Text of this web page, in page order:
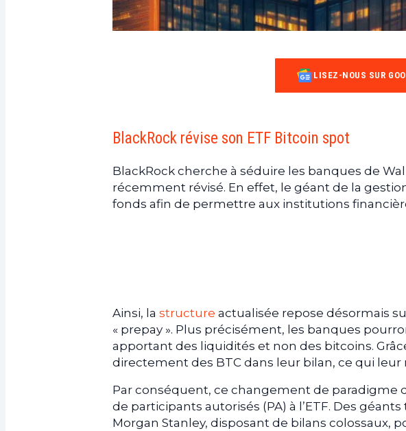
LISEZ-NOUS SUR
BlackRock révise son ETF Bitcoin spot
BlackRock cherche à séduire les banques de
récemment révisé. En effet, le géant de la
fonds afin de permettre aux institutions
Ainsi, la structure actualisée repose désormais
« prepay ». Plus précisément, les banques
apportant des liquidités et non des bitcoins.
directement des BTC dans leur bilan, ce qui
Par conséquent, ce changement de paradigme
de participants autorisés (PA) à l’ETF. Des
Morgan Stanley, disposant de bilans colossaux,